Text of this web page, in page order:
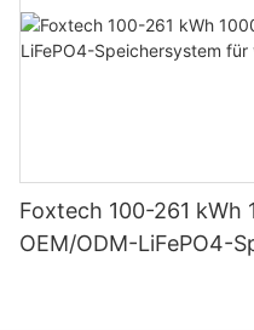
Foxtech 100-261 kWh
OEM/ODM-LiFePO4-